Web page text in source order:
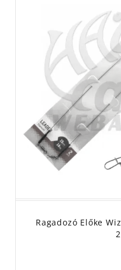
Ragadozó Előke